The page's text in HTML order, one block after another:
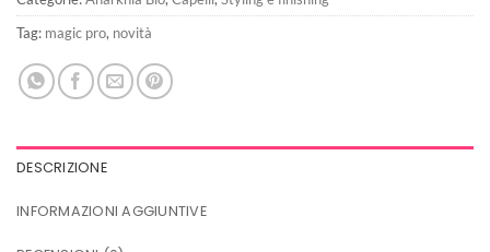
Tag: magic pro, novità
DESCRIZIONE
INFORMAZIONI AGGIUNTIVE